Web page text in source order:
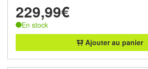
229,99€
En stock
Ajouter au panier